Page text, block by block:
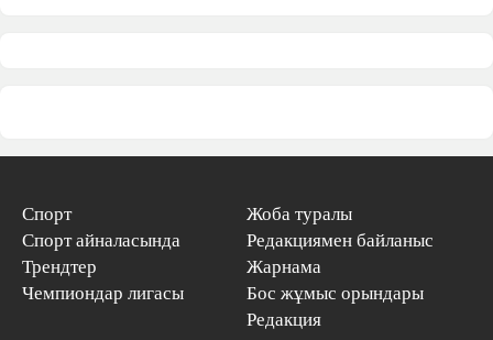
Спорт
Спорт айналасында
Трендтер
Чемпиондар лигасы
Жоба туралы
Редакциямен байланыс
Жарнама
Бос жұмыс орындары
Редакция